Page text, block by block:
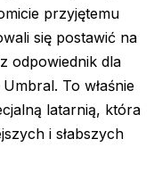
przyjętemu
się postawić na
odpowiednik dla
To właśnie
latarnią, która
i słabszych